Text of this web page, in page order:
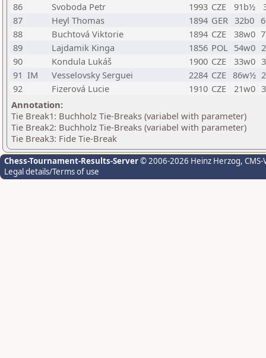
86
Svoboda Petr 1993 CZE 91b½
87
Heyl Thomas 1894 GER 32b0
88
Buchtová Viktorie 1894 CZE 38w0
89
Lajdamik Kinga 1856 POL 54w0
90
Kondula Lukáš 1900 CZE 33w0
91 IM Vesselovsky Serguei 2284 CZE 86w½
92
Fizerová Lucie 1910 CZE 21w0
Annotation:
Tie Break1: Buchholz Tie-Breaks (variabel with parameter)
Tie Break2: Buchholz Tie-Breaks (variabel with parameter)
Tie Break3: Fide Tie-Break
Chess-Tournament-Results-Server© 2006-2026 Heinz Herzog,
Legal details/Terms of use